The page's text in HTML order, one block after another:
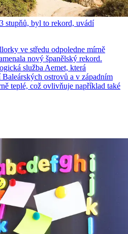
stupňů, byl to rekord, uvádí
ve středu odpoledne mírně
nový španělský rekord.
služba Aemet, která
ostrovů a v západním
teplé, což ovlivňuje například také